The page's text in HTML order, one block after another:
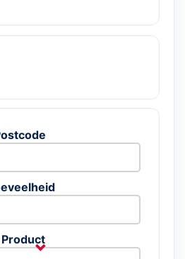
Product